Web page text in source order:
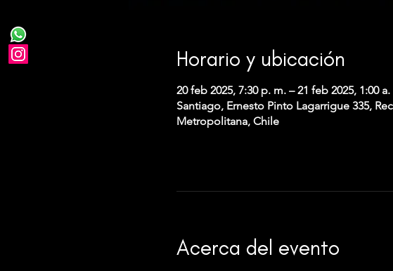
Horario y ubicación
20 feb 2025, 7:30 p. m. – 21 feb 2025, 1:00 a.
Santiago, Ernesto Pinto Lagarrigue 335,
Metropolitana, Chile
Acerca del evento